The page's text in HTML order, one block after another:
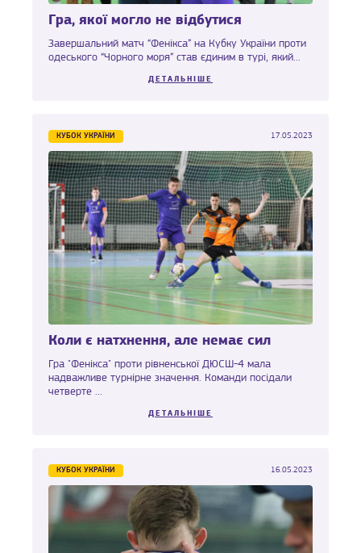
Гра, якої могло не відбутися
Завершальний матч “Фенікса” на Кубку України проти
одеського “Чорного моря” став єдиним в турі, який...
ДЕТАЛЬНІШЕ
КУБОК УКРАЇНИ 17.05.2023
Коли є натхнення, але немає сил
Гра "Фенікса" проти рівненської ДЮСШ-4 мала
надважливе турнірне значення. Команди посідали
четверте ...
ДЕТАЛЬНІШЕ
КУБОК УКРАЇНИ 16.05.2023